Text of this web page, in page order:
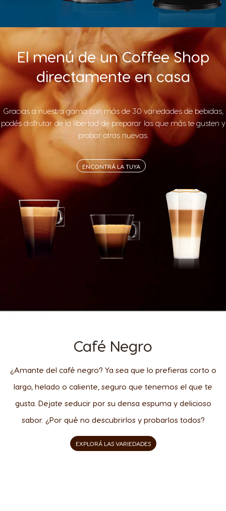
El menú de un Coffee Shop
directamente en casa
Gracias a nuestra gama con más de 30 variedades de bebidas,
podés disfrutar de la libertad de preparar las que más te gusten y
probar otras nuevas.
ENCONTRÁ LA TUYA
Café Negro
¿Amante del café negro? Ya sea que lo prefieras corto o
largo, helado o caliente, seguro que tenemos el que te
gusta. Dejate seducir por su densa espuma y delicioso
sabor. ¿Por qué no descubrirlos y probarlos todos?
EXPLORÁ LAS VARIEDADES